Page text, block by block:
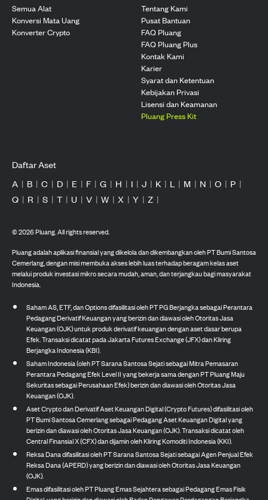
Semua Alat
Konversi Mata Uang
Konverter Crypto
Tentang Kami
Pusat Bantuan
FAQ Pluang
FAQ Pluang Plus
Kontak Kami
Karier
Syarat dan Ketentuan
Kebijakan Privasi
Lisensi dan Keamanan
Pluang Press Kit
Daftar Aset
A | B | C | D | E | F | G | H | I | J | K | L | M | N | O | P |
Q | R | S | T | U | V | W | X | Y | Z |
©2026Pluang. All rights reserved.
Pluang adalah aplikasi finansial yang dikelola dan dikembangkan oleh PT Bumi Santosa
Cemerlang, dengan misi membuka akses lebih luas terhadap beragam kelas aset
melalui produk investasi mikro secara mudah, aman, dan terjangkau bagi masyarakat
Indonesia.
Saham AS, ETF, dan Options difasilitasi oleh PT PG Berjangka sebagai Perantara
Pedagang Derivatif Keuangan yang berizin dan diawasi oleh Otoritas Jasa
Keuangan (OJK) untuk produk derivatif keuangan dengan aset dasar berupa
Efek. Transaksi dicatat pada Jakarta Futures Exchange (JFX) dan Kliring
Berjangka Indonesia (KBI).
Saham Indonesia (oleh PT Sarana Santosa Sejati sebagai Mitra Pemasaran
Perantara Pedagang Efek Level II yang bekerja sama dengan PT Pluang Maju
Sekuritas sebagai Perusahaan Efek) berizin dan diawasi oleh Otoritas Jasa
Keuangan (OJK).
Aset Crypto dan Derivatif Aset Keuangan Digital (Crypto Futures) difasilitasi oleh
PT Bumi Santosa Cemerlang sebagai Pedagang Aset Keuangan Digital yang
berizin dan diawasi oleh Otoritas Jasa Keuangan (OJK). Transaksi dicatat oleh
Central Finansial X (CFX) dan dijamin oleh Kliring Komoditi Indonesia (KKI).
Reksa Dana difasilitasi oleh PT Sarana Santosa Sejati sebagai Agen Penjual Efek
Reksa Dana (APERD) yang berizin dan diawasi oleh Otoritas Jasa Keuangan
(OJK).
Emas difasilitasi oleh PT Pluang Emas Sejahtera sebagai Pedagang Emas Fisik